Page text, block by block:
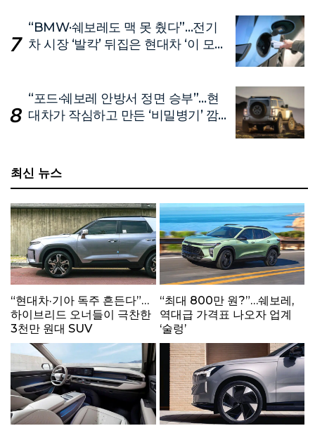
“BMW·쉐보레도 맥 못 췄다”…전기
차 시장 ‘발칵’ 뒤집은 현대차 ‘이 모
“포드·쉐보레 안방서 정면 승부”…현
대차가 작심하고 만든 ‘비밀병기’ 깜
최신 뉴스
“현대차·기아 독주 흔든다”…
하이브리드 오너들이 극찬한
3천만 원대 SUV
“최대 800만 원?”…쉐보레,
역대급 가격표 나오자 업계
‘술렁’